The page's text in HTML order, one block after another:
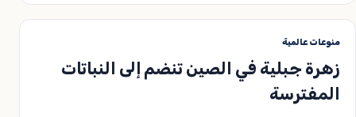
منوعات عالمية
زهرة جبلية في الصين تنضم إلى النباتات
المفترسة